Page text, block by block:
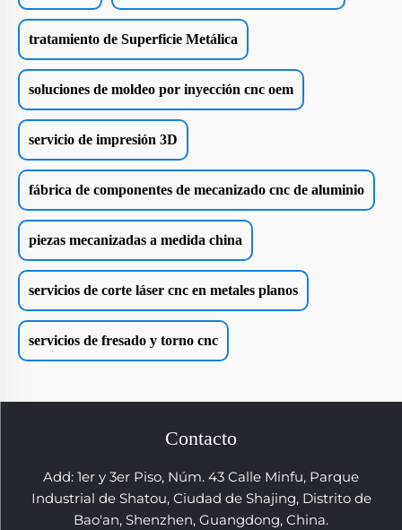
tratamiento de Superficie Metálica
soluciones de moldeo por inyección cnc oem
servicio de impresión 3D
fábrica de componentes de mecanizado cnc de aluminio
piezas mecanizadas a medida china
servicios de corte láser cnc en metales planos
servicios de fresado y torno cnc
Contacto
Add: 1er y 3er Piso, Núm. 43 Calle Minfu, Parque
Industrial de Shatou, Ciudad de Shajing, Distrito de
Bao'an, Shenzhen, Guangdong, China.